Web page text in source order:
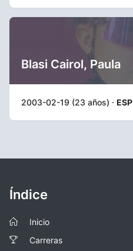
Blasi Cairol, Paula
2003-02-19 (23 años) · ESP
Índice
Inicio
Carreras